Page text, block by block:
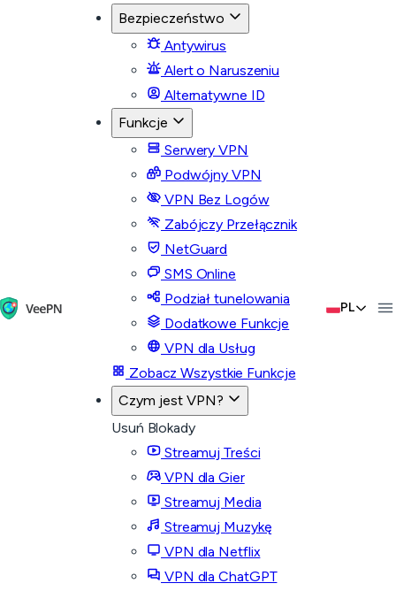
Bezpieczeństwo
Antywirus
Alert o Naruszeniu
Alternatywne ID
Funkcje
Serwery VPN
Podwójny VPN
VPN Bez Logów
Zabójczy Przełącznik
NetGuard
SMS Online
Podział tunelowania
Dodatkowe Funkcje
VPN dla Usług
Zobacz Wszystkie Funkcje
Czym jest VPN?
Usuń Blokady
Streamuj Treści
VPN dla Gier
Streamuj Media
Streamuj Muzykę
VPN dla Netflix
VPN dla ChatGPT
PL